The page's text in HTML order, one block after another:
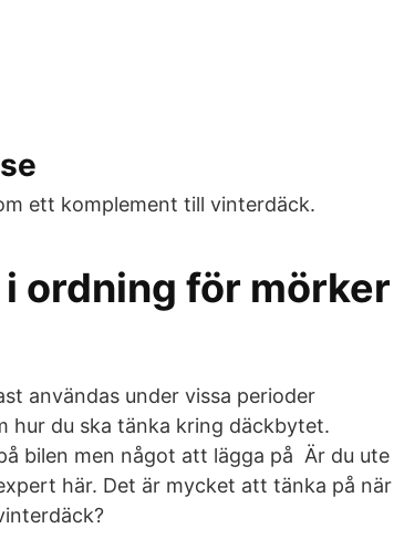
ett komplement till vinterdäck.
ordning för mörker
användas under vissa perioder
hur du ska tänka kring däckbytet.
bilen men något att lägga på Är du ute
här. Det är mycket att tänka på när